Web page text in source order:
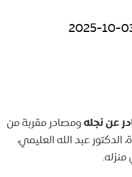
2025-10-
عن نجلهومصادر مقربة من
عبد الله العليمي،